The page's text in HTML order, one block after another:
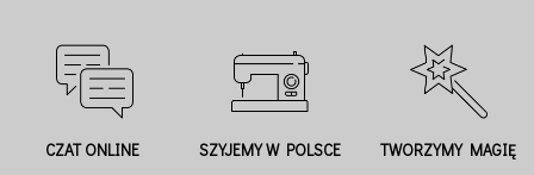
CZAT ONLINE SZYJEMY W POLSCE TWORZYMY MAGIĘ